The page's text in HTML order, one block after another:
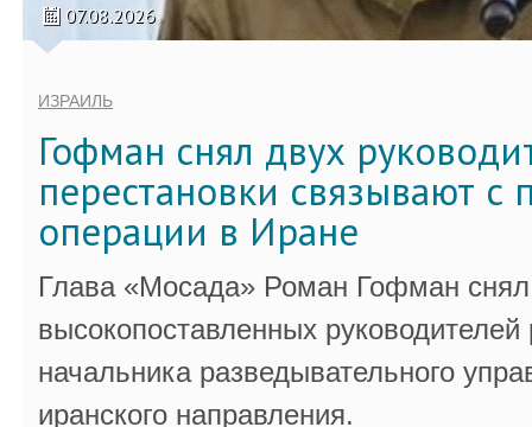
07.08.2026
ИЗРАИЛЬ
Гофман снял двух
перестановки связывают с
операции в Иране
Глава «Мосада» Роман Гофман снял
высокопоставленных
начальника разведывательного
иранского направления.